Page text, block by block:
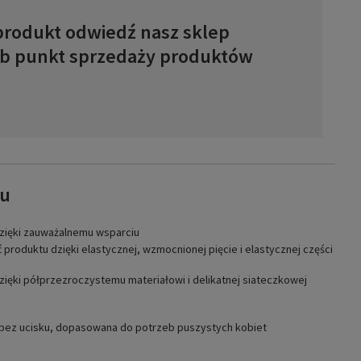
odwiedź nasz sklep
punkt sprzedaży produktów
zauważalnemu wsparciu
produktu dzięki elastycznej, wzmocnionej pięcie i elastycznej części
półprzezroczystemu materiałowi i delikatnej siateczkowej
ucisku, dopasowana do potrzeb puszystych kobiet
sposób pomaga zapobiegać zmęczonym i ciężkim nogom.
się lżejsze i mniej obciążone, ale także atrakcyjny styl i duży
część palcowa również zapewniają duży komfort noszenia